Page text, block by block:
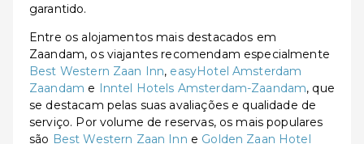
garantido.
Entre os alojamentos mais destacados em
Zaandam, os viajantes recomendam especialmente
Best Western Zaan Inn, easyHotel Amsterdam
Zaandam e Inntel Hotels Amsterdam-Zaandam, que
se destacam pelas suas avaliações e qualidade de
serviço. Por volume de reservas, os mais populares
são Best Western Zaan Inn e Golden Zaan Hotel